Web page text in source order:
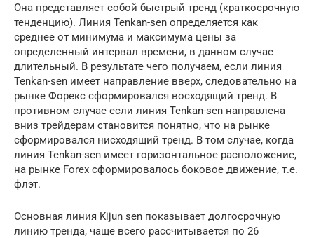
Она представляет собой быстрый тренд (краткосрочную
тенденцию). Линия Tenkan-sen определяется как
среднее от минимума и максимума цены за
определенный интервал времени, в данном случае
длительный. В результате чего получаем, если линия
Tenkan-sen имеет направление вверх, следовательно на
рынке Форекс сформировался восходящий тренд. В
противном случае если линия Tenkan-sen направлена
вниз трейдерам становится понятно, что на рынке
сформировался нисходящий тренд. В том случае, когда
линия Tenkan-sen имеет горизонтальное расположение,
на рынке Forex сформировалось боковое движение, т.е.
флэт.
Основная линия Kijun sen показывает долгосрочную
линию тренда, чаще всего рассчитывается по 26